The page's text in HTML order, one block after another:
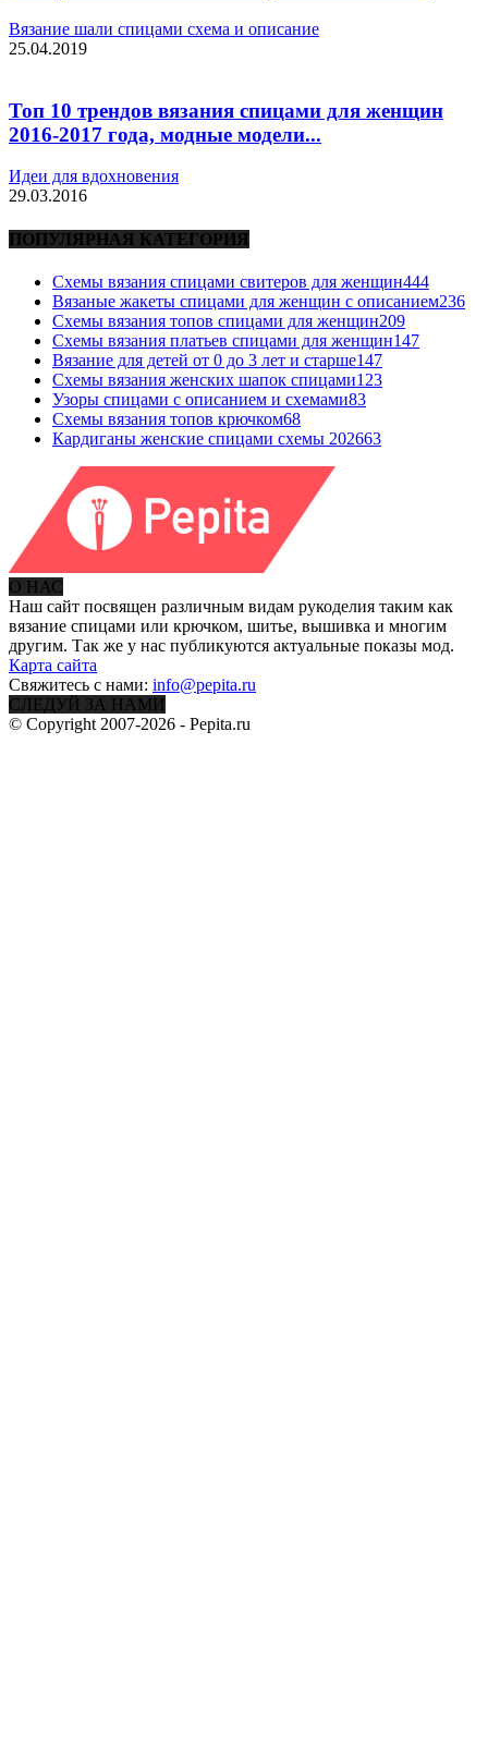
Вязание шали спицами схема и описание
25.04.2019
Топ 10 трендов вязания спицами для женщин
2016-2017 года, модные модели...
Идеи для вдохновения
29.03.2016
ПОПУЛЯРНАЯ КАТЕГОРИЯ
Схемы вязания спицами свитеров для женщин444
Вязаные жакеты спицами для женщин с описанием236
Схемы вязания топов спицами для женщин209
Схемы вязания платьев спицами для женщин147
Вязание для детей от 0 до 3 лет и старше147
Схемы вязания женских шапок спицами123
Узоры спицами с описанием и схемами83
Схемы вязания топов крючком68
Кардиганы женские спицами схемы 202663
О НАС
Наш сайт посвящен различным видам рукоделия таким как
вязание спицами или крючком, шитье, вышивка и многим
другим. Так же у нас публикуются актуальные показы мод.
Карта сайта
Свяжитесь с нами: info@pepita.ru
СЛЕДУЙ ЗА НАМИ
© Copyright 2007-2026 - Pepita.ru